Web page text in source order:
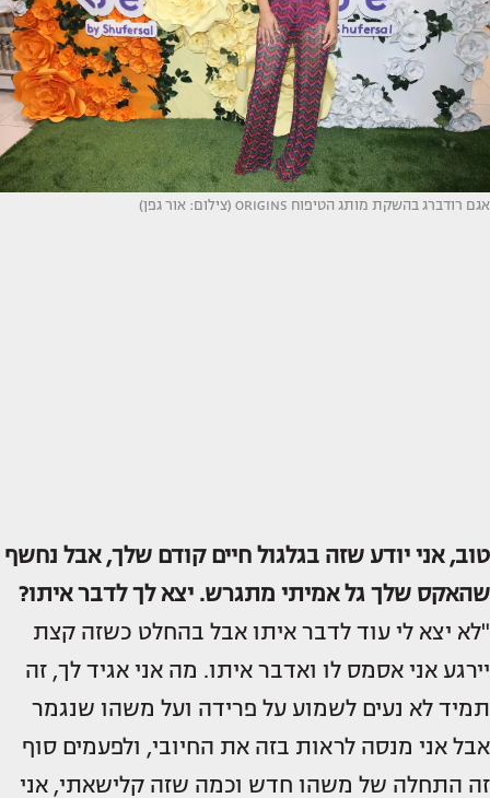
אגם רודברג בהשקת מותג הטיפוח ORIGINS (צילום: אור גפן)
טוב, אני יודע שזה בגלגול חיים קודם שלך, אבל נחשף
שהאקס שלך גל אמיתי מתגרש. יצא לך לדבר איתו?
"לא יצא לי עוד לדבר איתו אבל בהחלט כשזה קצת
יירגע אני אסמס לו ואדבר איתו. מה אני אגיד לך, זה
תמיד לא נעים לשמוע על פרידה ועל משהו שנגמר
אבל אני מנסה לראות בזה את החיובי, ולפעמים סוף
זה התחלה של משהו חדש וכמה שזה קלישאתי, אני